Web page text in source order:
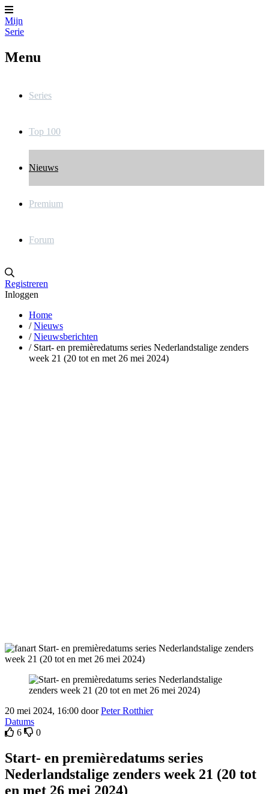
Mijn
Serie
Menu
Series
Top 100
Nieuws
Premium
Forum
Registreren
Inloggen
Home
/ Nieuws
/ Nieuwsberichten
/ Start- en premièredatums series Nederlandstalige zenders
week 21 (20 tot en met 26 mei 2024)
20 mei 2024, 16:00 doorPeter Rotthier
Datums
6
0
Start- en premièredatums series
Nederlandstalige zenders week 21 (20 tot
en met 26 mei 2024)